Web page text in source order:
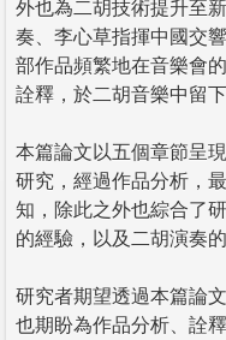
外也為二胡技術提升至
奏、李心草指揮中國交
部作品頻繁地在音樂會
詮釋，於二胡音樂中留
本篇論文以五個章節呈
研究，經過作品分析，
知，除此之外也綜合了
的經驗，以及二胡演奏的
研究者期望透過本篇論
也期盼為作品分析、詮